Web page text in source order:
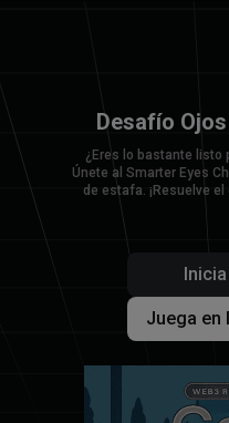
Desafío
¿Eres lo bastante listo
Únete al Smarter Eyes
de estafa. ¡Resuelve
Juega en